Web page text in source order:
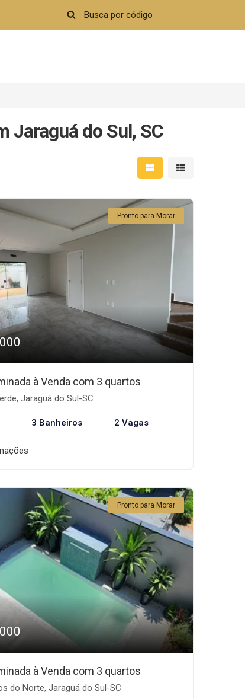
Jaraguá do Sul, SC
Mostrar resultados em
Mostrar
Pronto para Morar
à Venda com 3 quartos
Jaraguá do Sul-SC
3 Banheiros 2 Vagas
Pronto para Morar
à Venda com 3 quartos
do Norte, Jaraguá do Sul-SC